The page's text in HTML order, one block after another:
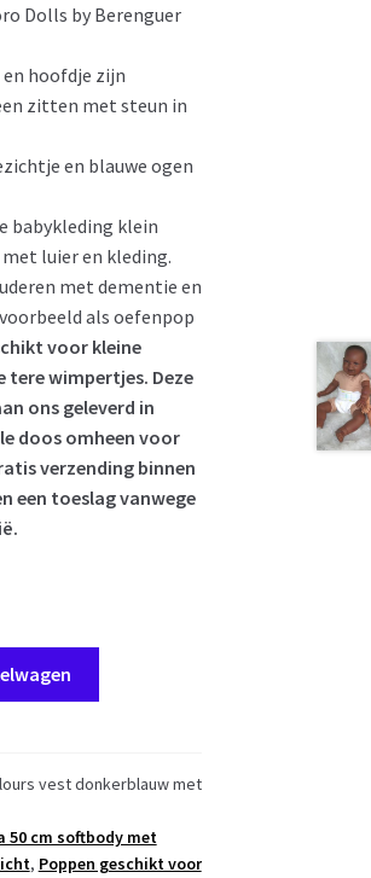
Dolls by Berenguer
hoofdje zijn
zitten met steun in
en blauwe ogen
babykleding klein
luier en kleding.
met dementie en
als oefenpop
voor kleine
tere wimpertjes. Deze
ons geleverd in
doos omheen voor
verzending binnen
een toeslag vanwege
vest donkerblauw met
50 cm softbody met
, Poppen geschikt voor